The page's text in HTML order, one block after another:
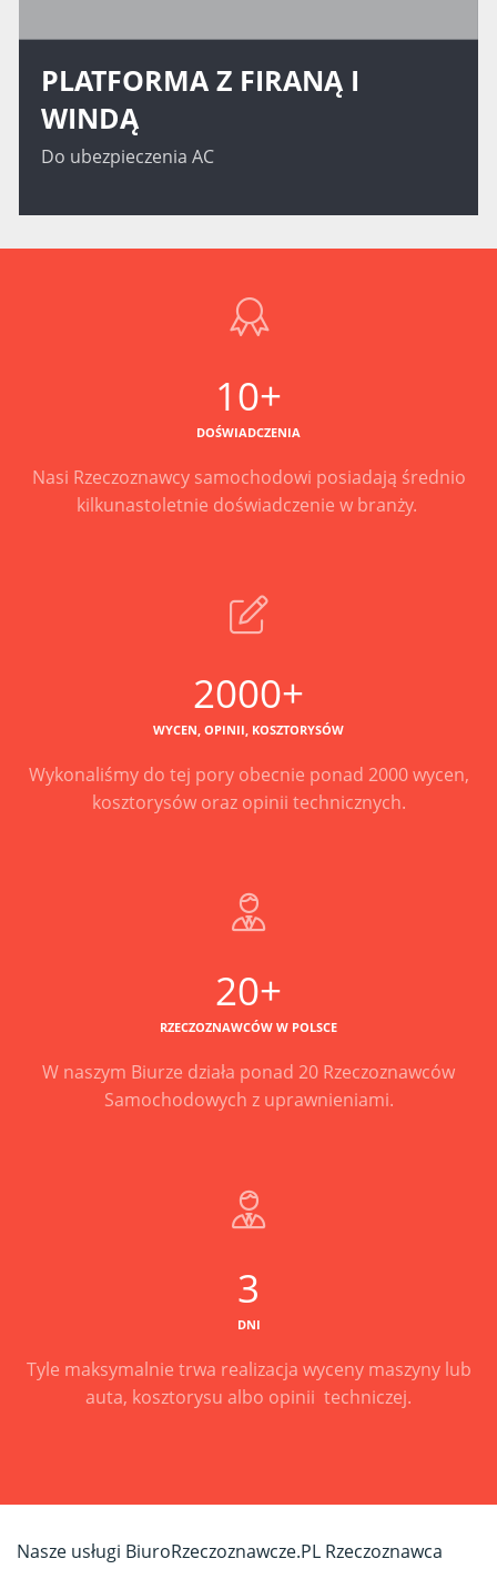
PLATFORMA Z FIRANĄ I
WINDĄ
Do ubezpieczenia AC
10+
DOŚWIADCZENIA
Nasi Rzeczoznawcy samochodowi posiadają średnio
kilkunastoletnie doświadczenie w branży.
2000+
WYCEN, OPINII, KOSZTORYSÓW
Wykonaliśmy do tej pory obecnie ponad 2000 wycen,
kosztorysów oraz opinii technicznych.
20+
RZECZOZNAWCÓW W POLSCE
W naszym Biurze działa ponad 20 Rzeczoznawców
Samochodowych z uprawnieniami.
3
DNI
Tyle maksymalnie trwa realizacja wyceny maszyny lub
auta, kosztorysu albo opinii techniczej.
Nasze usługi BiuroRzeczoznawcze.PL Rzeczoznawca